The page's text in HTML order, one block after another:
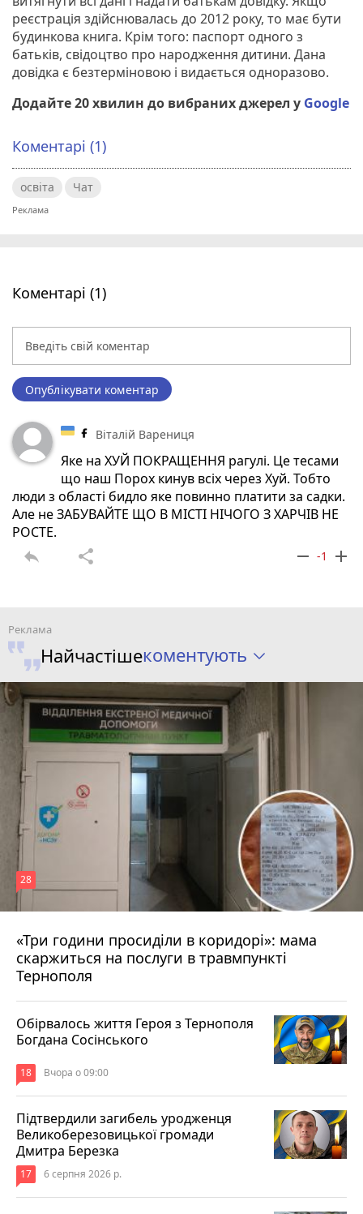
реєстрація здійснювалась до 2012 року, то має бути
будинкова книга. Крім того: паспорт одного з
батьків, свідоцтво про народження дитини. Дана
довідка є безтерміновою і видається одноразово.
Додайте 20 хвилин до вибраних джерел у Google
Коментарі (1)
освіта Чат
Коментарі (1)
Опублікувати коментар
Віталій Варениця
Яке на ХУЙ ПОКРАЩЕННЯ рагулі. Це тесами
що наш Порох кинув всіх через Хуй. Тобто
люди з області бидло яке повинно платити за садки.
Але не ЗАБУВАЙТЕ ЩО В МІСТІ НІЧОГО З ХАРЧІВ НЕ
РОСТЕ.
reply share remove -1 add
Найчастішекоментують
«Три години просиділи в коридорі»: мама
скаржиться на послуги в травмпункті
Тернополя
28
Вчора о 13:05
Обірвалось життя Героя з Тернополя
Богдана Сосінського
18 Вчора о 09:00
Підтвердили загибель уродженця
Великоберезовицької громади
Дмитра Березка
17 6 серпня 2026 р.